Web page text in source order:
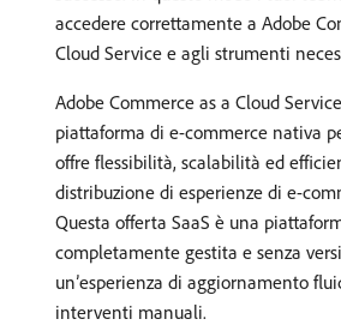
accedere correttamente a Adobe
Cloud Service e agli strumenti
Adobe Commerce as a Cloud
piattaforma di e-commerce nativa
offre flessibilità, scalabilità ed
distribuzione di esperienze di e-
Questa offerta SaaS è una
completamente gestita e senza
un’esperienza di aggiornamento
interventi manuali.